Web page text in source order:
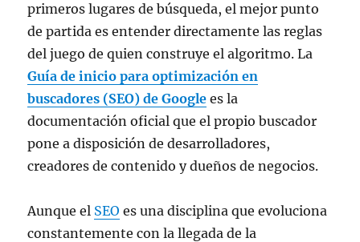
primeros lugares de búsqueda, el mejor punto
de partida es entender directamente las reglas
del juego de quien construye el algoritmo. La
Guía de inicio para optimización en
buscadores (SEO) de Google es la
documentación oficial que el propio buscador
pone a disposición de desarrolladores,
creadores de contenido y dueños de negocios.
Aunque el SEO es una disciplina que evoluciona
constantemente con la llegada de la